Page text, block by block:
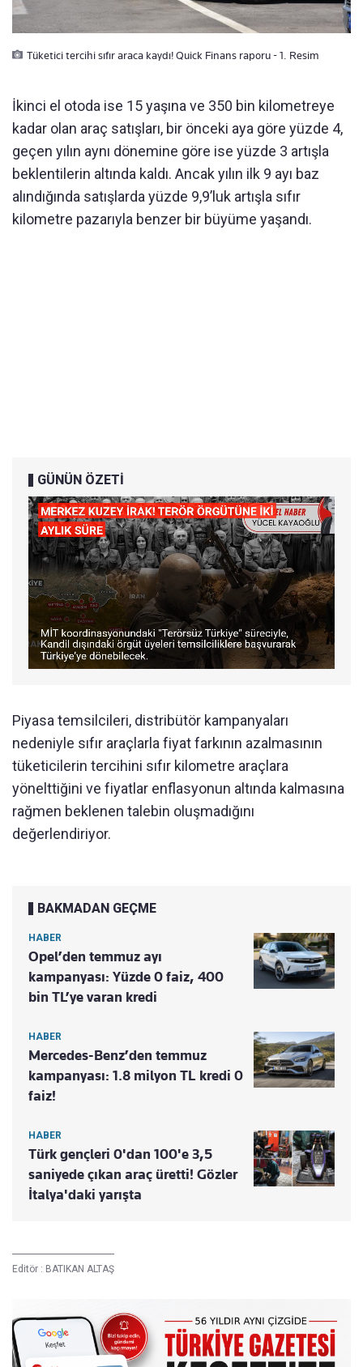
Tüketici tercihi sıfır araca kaydı! Quick Finans raporu - 1. Resim
İkinci el otoda ise 15 yaşına ve 350 bin kilometreye
kadar olan araç satışları, bir önceki aya göre yüzde 4,
geçen yılın aynı dönemine göre ise yüzde 3 artışla
beklentilerin altında kaldı. Ancak yılın ilk 9 ayı baz
alındığında satışlarda yüzde 9,9’luk artışla sıfır
kilometre pazarıyla benzer bir büyüme yaşandı.
GÜNÜN ÖZETİ
Piyasa temsilcileri, distribütör kampanyaları
nedeniyle sıfır araçlarla fiyat farkının azalmasının
tüketicilerin tercihini sıfır kilometre araçlara
yönelttiğini ve fiyatlar enflasyonun altında kalmasına
rağmen beklenen talebin oluşmadığını
değerlendiriyor.
BAKMADAN GEÇME
HABER
Opel’den temmuz ayı
kampanyası: Yüzde 0 faiz, 400
bin TL’ye varan kredi
HABER
Mercedes-Benz’den temmuz
kampanyası: 1.8 milyon TL kredi 0
faiz!
HABER
Türk gençleri 0'dan 100'e 3,5
saniyede çıkan araç üretti! Gözler
İtalya'daki yarışta
Editör : BATIKAN ALTAŞ